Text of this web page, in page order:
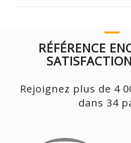
RÉFÉRENCE
Rejoignez plus de 4
dans 34